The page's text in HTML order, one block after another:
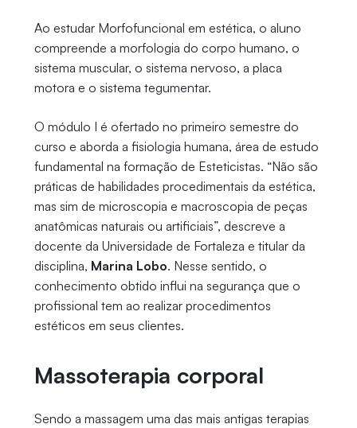
Ao estudar Morfofuncional em estética, o aluno
compreende a morfologia do corpo humano, o
sistema muscular, o sistema nervoso, a placa
motora e o sistema tegumentar.
O módulo I é ofertado no primeiro semestre do
curso e aborda a fisiologia humana, área de estudo
fundamental na formação de Esteticistas. “Não são
práticas de habilidades procedimentais da estética,
mas sim de microscopia e macroscopia de peças
anatômicas naturais ou artificiais”, descreve a
docente da Universidade de Fortaleza e titular da
disciplina, Marina Lobo. Nesse sentido, o
conhecimento obtido influi na segurança que o
profissional tem ao realizar procedimentos
estéticos em seus clientes.
Massoterapia corporal
Sendo a massagem uma das mais antigas terapias